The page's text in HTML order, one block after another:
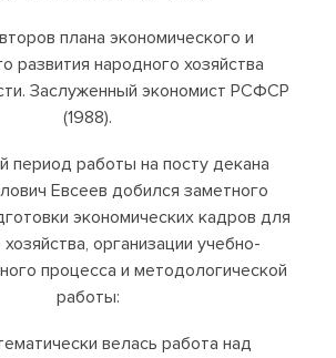
плана экономического и
развития народного хозяйства
Заслуженный экономист РСФСР
(1988).
период работы на посту декана
Евсеев добился заметного
экономических кадров для
организации учебно-
процесса и методологической
работы:
велась работа над